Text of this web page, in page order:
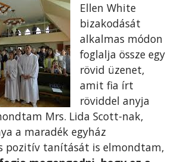
Ellen White
bizakodását
alkalmas módon
foglalja össze egy
rövid üzenet,
amit fia írt
röviddel anyja
Mrs. Lida Scott-nak,
a maradék egyház
pozitív tanítását is elmondtam,